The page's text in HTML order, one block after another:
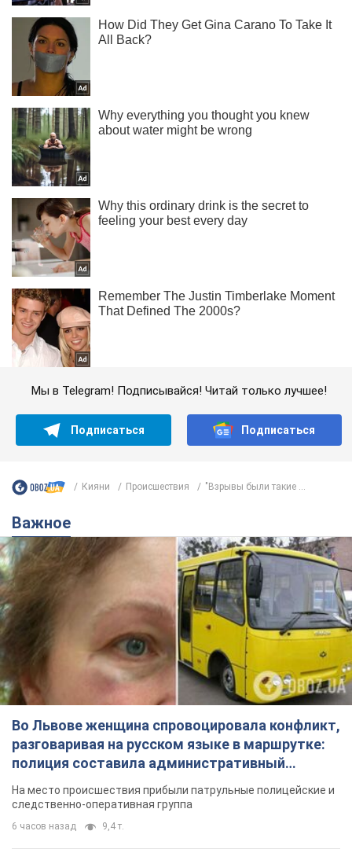
Мы в Telegram! Подписывайся! Читай только лучшее!
Подписаться Подписаться
Кияни Происшествия "Взрывы были такие ...
Важное
Во Львове женщина спровоцировала конфликт,
разговаривая на русском языке в маршрутке:
полиция составила административный
протокол. Видео
На место происшествия прибыли патрульные полицейские и
следственно-оперативная группа
6 часов назад 9,4 т.